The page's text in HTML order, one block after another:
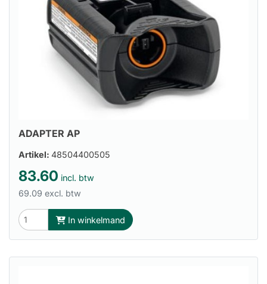
ADAPTER AP
Artikel: 48504400505
83.60 incl. btw
69.09 excl. btw
In winkelmand